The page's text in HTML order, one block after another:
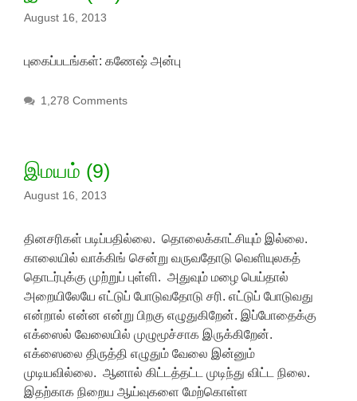
August 16, 2013
புகைப்படங்கள்: கணேஷ் அன்பு
1,278 Comments
இமயம் (9)
August 16, 2013
தினசரிகள் படிப்பதில்லை. தொலைக்காட்சியும் இல்லை.
காலையில் வாக்கிங் சென்று வருவதோடு வெளியுலகத்
தொடர்புக்கு முற்றுப் புள்ளி. அதுவும் மழை பெய்தால்
அறையிலேயே எட்டுப் போடுவதோடு சரி. எட்டுப் போடுவது
என்றால் என்ன என்று பிறகு எழுதுகிறேன். இப்போதைக்கு
எக்ஸைல் வேலையில் முழுமூச்சாக இருக்கிறேன்.
எக்ஸைலை திருத்தி எழுதும் வேலை இன்னும்
முடியவில்லை. ஆனால் கிட்டத்தட்ட முடிந்து விட்ட நிலை.
இதற்காக நிறைய ஆய்வுகளை மேற்கொள்ள